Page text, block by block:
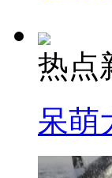
热点
呆萌